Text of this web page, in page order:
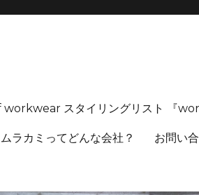
スタイリングリスト 『
ムラカミってどんな会社？ お問い